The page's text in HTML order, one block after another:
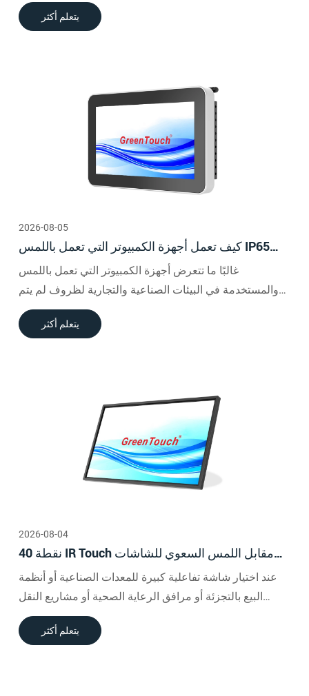
يتعلم أكثر
2026-08-05
كيف تعمل أجهزة الكمبيوتر التي تعمل باللمس IP65
على تحسين الموثوقية في البيئات المتربة والرطبة
غالبًا ما تتعرض أجهزة الكمبيوتر التي تعمل باللمس
والمستخدمة في البيئات الصناعية والتجارية لظروف لم يتم
يتعلم أكثر
2026-08-04
40 نقطة IR Touch مقابل اللمس السعوي للشاشات
التفاعلية الكبيرة
عند اختيار شاشة تفاعلية كبيرة للمعدات الصناعية أو أنظمة
البيع بالتجزئة أو مرافق الرعاية الصحية أو مشاريع النقل
الذكية، يمكن أن يكون لتقنية اللمس تأثير مباشر على سهولة
يتعلم أكثر